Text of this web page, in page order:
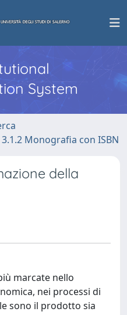
System
3.1.2 Monografia con ISBN
della
marcate nello
nei processi di
sono il prodotto sia